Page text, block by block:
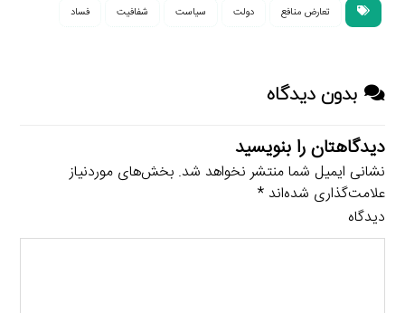
تعارض منافع دولت سیاست شفافیت فساد
بدون دیدگاه
دیدگاهتان را بنویسید
نشانی ایمیل شما منتشر نخواهد شد. بخش‌های موردنیاز
علامت‌گذاری شده‌اند*
دیدگاه